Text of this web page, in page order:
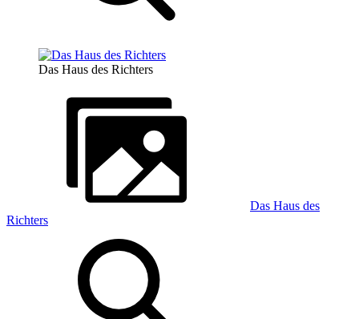
Das Haus des Richters
Das Haus des
Richters